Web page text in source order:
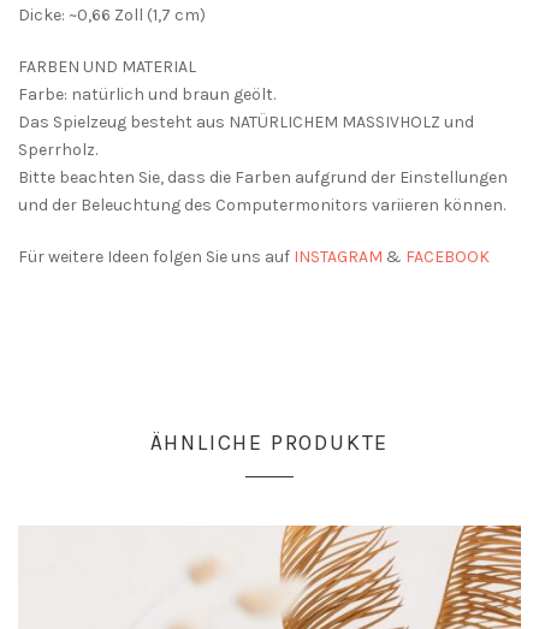
Dicke: ~0,66 Zoll (1,7 cm)
FARBEN UND MATERIAL
Farbe: natürlich und braun geölt.
Das Spielzeug besteht aus NATÜRLICHEM MASSIVHOLZ und
Sperrholz.
Bitte beachten Sie, dass die Farben aufgrund der Einstellungen
und der Beleuchtung des Computermonitors variieren können.
Für weitere Ideen folgen Sie uns auf INSTAGRAM & FACEBOOK
ÄHNLICHE PRODUKTE